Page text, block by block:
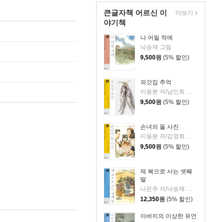
큰글자책 어르신 이
야기책
나 어릴 적에
낙송재 그림
9,500원 (5% 할인)
외갓집 추억
이용분 저/남인희 그림
9,500원 (5% 할인)
손녀의 돌 사진
이용분 저/김영희 그림
9,500원 (5% 할인)
제 복으로 사는 셋째
딸
나은주 저/낙송재 그림
12,350원 (5% 할인)
아버지의 이상한 유언
더보기